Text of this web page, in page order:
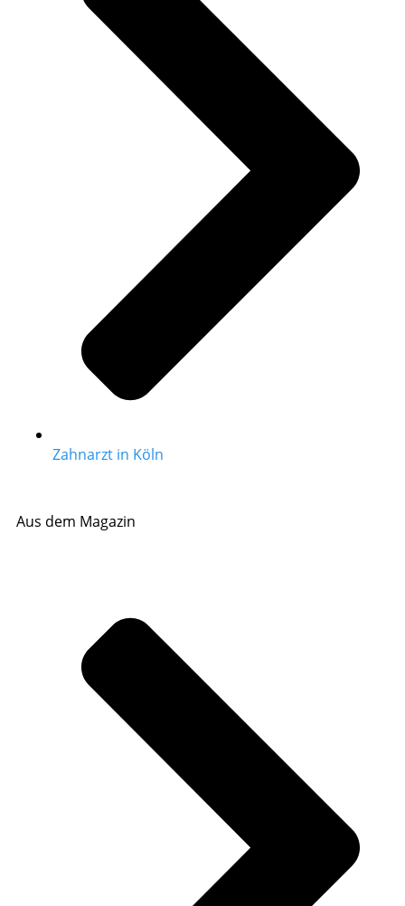
Zahnarzt in Köln
Aus dem Magazin